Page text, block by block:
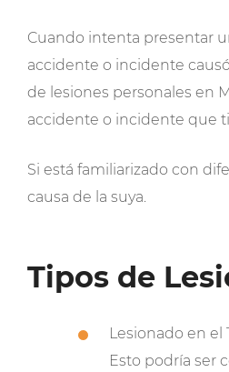
Cuando intenta presentar
accidente o incidente
de lesiones personales en
accidente o incidente que
Si está familiarizado con
causa de la suya.
Tipos de
Lesionado en el
Esto podría ser